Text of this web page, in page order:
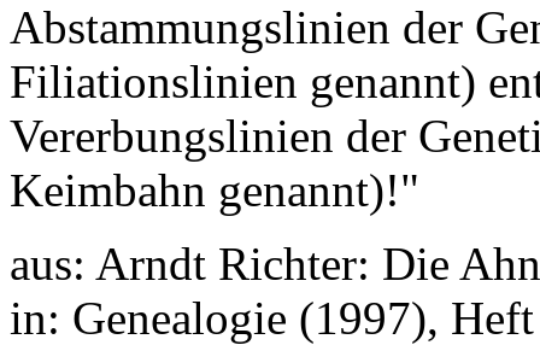
Abstammungslinien der
Filiationslinien genannt)
Vererbungslinien der
Keimbahn genannt)!"
aus: Arndt Richter: Die
in: Genealogie (1997),